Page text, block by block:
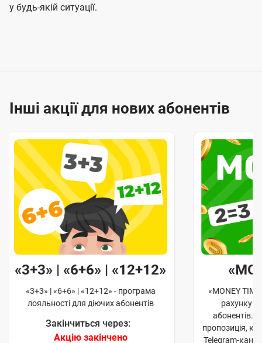
у будь-якій ситуації.
Інші акції для нових абонентів
«3+3» | «6+6» | «12+12»
«3+3» | «6+6» | «12+12» - програма
лояльності для діючих абонентів
Закінчиться через:
Акцію закінчено
«MONEY
рахунку
абонентів.
пропозиція,
Telegram-